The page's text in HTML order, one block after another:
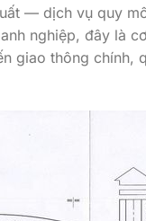
— dịch vụ quy
nghiệp, đây là
giao thông chính,